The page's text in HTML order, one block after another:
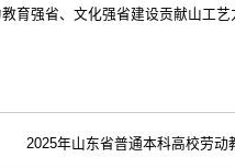
育强省、文化强省建设贡献山工艺
2025年山东省普通本科高校劳动